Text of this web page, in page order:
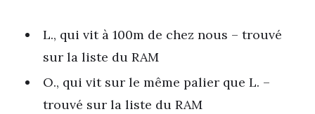
L., qui vit à 100m de chez nous – trouvé
sur la liste du RAM
O., qui vit sur le même palier que L. –
trouvé sur la liste du RAM